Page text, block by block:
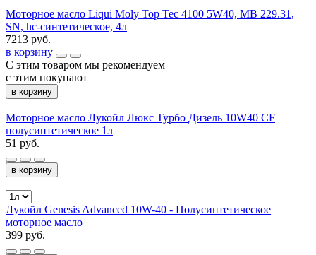
Моторное масло Liqui Moly Top Tec 4100 5W40, MB 229.31,
SN, hc-синтетическое, 4л
7213 руб.
в корзину
С этим товаром мы рекомендуем
с этим покупают
в корзину
Моторное масло Лукойл Люкс Турбо Дизель 10W40 CF
полусинтетическое 1л
51 руб.
в корзину
Лукойл Genesis Advanced 10W-40 - Полусинтетическое
моторное масло
399 руб.